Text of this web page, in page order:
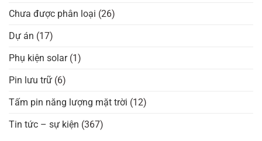
Chưa được phân loại (26)
Dự án (17)
Phụ kiện solar(1)
Pin lưu trữ (6)
Tấm pin năng lượng mặt trời (12)
Tin tức – sự kiện (367)